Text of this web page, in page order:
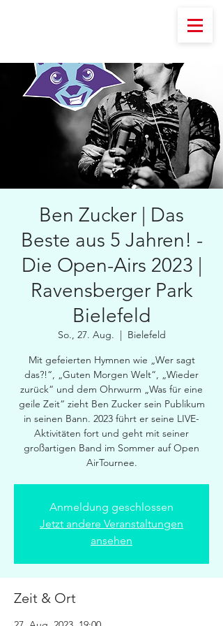
Ben Zucker | Das
Beste aus 5 Jahren! -
Die Open-Airs 2023 |
Ravensberger Park
Bielefeld
So., 27. Aug.
  |
Bielefeld
Mit gefeierten Hymnen wie „Wer sagt
das?!“, „Guten Morgen Welt“, „Wieder
zurück“ und dem Ohrwurm „Was für eine
geile Zeit“ zieht Ben Zucker sein Publikum
in seinen Bann. 2023 führt er seine LIVE-
Aktivitäten fort und geht mit seiner
großartigen Band im Sommer auf Open
AirTournee.
Anmeldung geschlossen
Jetzt andere Veranstaltungen
ansehen
Zeit & Ort